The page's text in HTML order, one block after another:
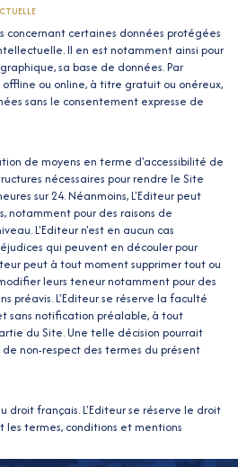
concernant certaines données protégées
Il en est notamment ainsi pour
sa base de données. Par
ou online, à titre gratuit ou onéreux,
sans le consentement expresse de
de moyens en terme d'accessibilité de
nécessaires pour rendre le Site
sur 24. Néanmoins, L'Editeur peut
notamment pour des raisons de
L'Editeur n'est en aucun cas
qui peuvent en découler pour
peut à tout moment supprimer tout ou
leurs teneur notamment pour des
préavis. L'Editeur se réserve la faculté
sans notification préalable, à tout
du Site. Une telle décision pourrait
non-respect des termes du présent
droit français. L'Editeur se réserve le droit
termes, conditions et mentions